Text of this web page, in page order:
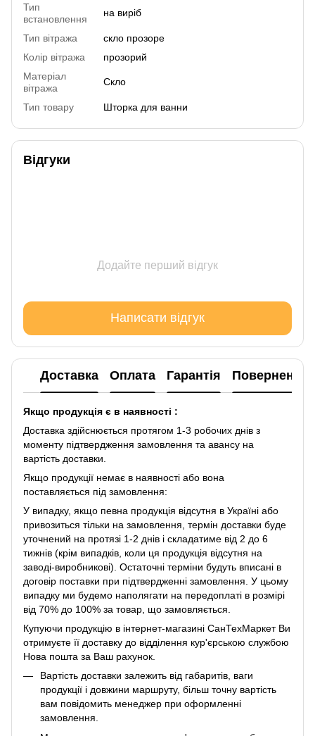
Тип
встановлення
на виріб
Тип вітража
скло прозоре
Колір вітража
прозорий
Матеріал
вітража
Скло
Тип товару Шторка для ванни
Відгуки
Додайте перший відгук
Написати відгук
Доставка Оплата Гарантія Повернення
Якщо продукція є в наявності :
Доставка здійснюється протягом 1-3 робочих днів з
моменту підтвердження замовлення та авансу на
вартість доставки.
Якщо продукції немає в наявності або вона
поставляється під замовлення:
У випадку, якщо певна продукція відсутня в Україні або
привозиться тільки на замовлення, термін доставки буде
уточнений на протязі 1-2 днів і складатиме від 2 до 6
тижнів (крім випадків, коли ця продукція відсутня на
заводі-виробникові). Остаточні терміни будуть вписані в
договір поставки при підтвердженні замовлення. У цьому
випадку ми будемо наполягати на передоплаті в розмірі
від 70% до 100% за товар, що замовляється.
Купуючи продукцію в інтернет-магазині СанТехМаркет Ви
отримуєте її доставку до відділення кур'єрською службою
Нова пошта за Ваш рахунок.
Вартість доставки залежить від габаритів, ваги
продукції і довжини маршруту, більш точну вартість
вам повідомить менеджер при оформленні
замовлення.